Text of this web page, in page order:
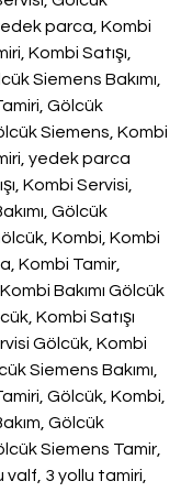
parca, Kombi
Kombi Satışı,
Siemens Bakımı,
Gölcük
Siemens, Kombi
yedek parca
Kombi Servisi,
Gölcük
Kombi, Kombi
Kombi Tamir,
Bakımı Gölcük
Kombi Satışı
Gölcük, Kombi
Siemens Bakımı,
Gölcük, Kombi,
Gölcük
Siemens Tamir,
valf, 3 yollu tamiri,